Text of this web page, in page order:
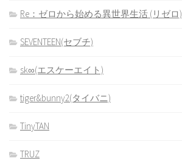
Re：ゼロから始める異世界生活 (リゼロ)
SEVENTEEN(セブチ)
sk∞(エスケーエイト)
tiger&bunny2(タイバニ)
TinyTAN
TRUZ